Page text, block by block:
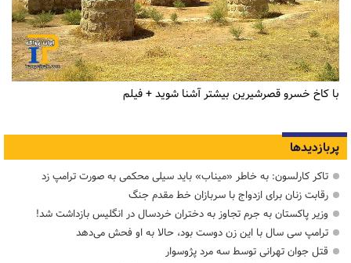
با کاخ خسرو قصرشیرین بیشتر آشنا شوید + فیلم
پربازدیدها
تاکر کارلسون: به خاطر «میناب» باید سیلی محکمی به صورت ترامپ زد
رقابت زنان برای ازدواج با سربازان خط مقدم جنگ
وزیر پاکستان به جرم تجاوز به دختران خردسال در انگلیس بازداشت شد!
ترامپ سی سال با این زن دوست بود، حالا به او فحش می‌دهد
قتل جوان تهرانی توسط سه مرد پژوسوار